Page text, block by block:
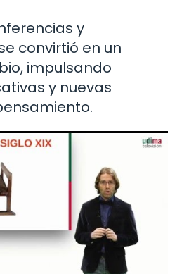
y
convirtió en un
impulsando
y nuevas